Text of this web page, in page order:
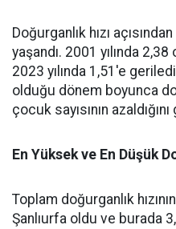
Doğurganlık hızı
yaşandı. 2001 yılında
2023 yılında 1,51'e
olduğu dönem boyunca
çocuk sayısının
En Yüksek ve En Düşük
Toplam doğurganlık
Şanlıurfa oldu ve burada